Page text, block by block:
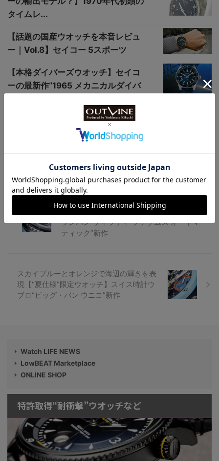
タイムレ...
【話題の国産ウオッチを本音レビュ
ー｜Vol.8】セイコー 5スポーツ
【本格ダイバーズウオッチ】セイコ
ーの最新作“1965 メカニカルダイバ
装着しやすい39mmで3機種【“復刻
デザイン”300m防水ダイバーズウオ
小ぶりなサイズの38mm径が追加【“300m
防水”歴史的名作ダイバーズウオッチ】ブ
ランパン“フィフティ ファゾムス オートマ
ティック”新作
スカイブルーとオレンジで海辺の輝きを表
現【“夏仕様”限定ウオッチ】スイス時計ウ
ブロ“ビッグ・バン ウニコ”新作
Watch LIFE NEWS
LowBEAT Marketplace
ONLINE SHOP
特許取得“耐衝撃”ウオッチなど